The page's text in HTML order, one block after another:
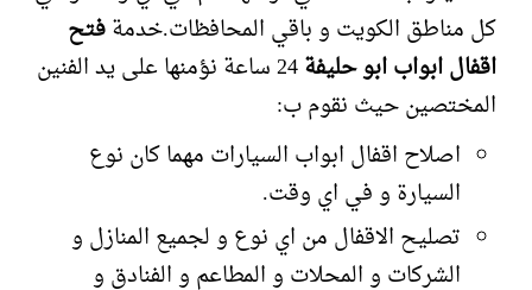
كل مناطق الكويت و باقي المحافظات.خدمةفتح
اقفال ابواب ابو حليفة
24 ساعة نؤمنها على يد الفنين
المختصين حيث نقوم ب:
اصلاح اقفال ابواب السيارات مهما كان نوع
السيارة و في اي وقت.
تصليح الاقفال من اي نوع و لجميع المنازل و
الشركات و المحلات و المطاعم و الفنادق و